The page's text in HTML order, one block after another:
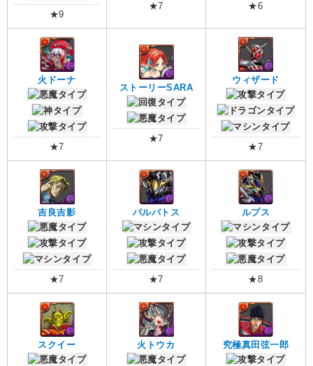
★9
★7 ★6
火ドーナ
★7
ストーリーSARA
★7
ウィザード
★7
吉良吉影
★7
バルバトス
★7
ルプス
★8
スクイー 火トウカ 究極真田弦一郎